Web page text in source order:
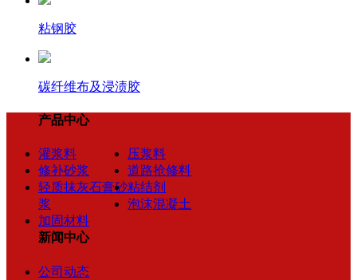
粘钢胶
碳纤维布及浸渍胶
产品中心
灌浆料
压浆料
修补砂浆
道路抢修料
轻质抹灰石膏砂
浆
粘结剂
泡沫混凝土
加固材料
新闻中心
公司动态